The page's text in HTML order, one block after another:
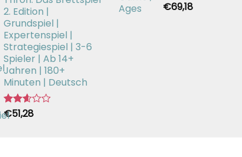
2. Edition |
Grundspiel |
Expertenspiel |
Strategiespiel | 3-6
Spieler | Ab 14+
Jahren | 180+
Minuten | Deutsch
Bewertet
mit
€51,28
Bewertet
€69,18